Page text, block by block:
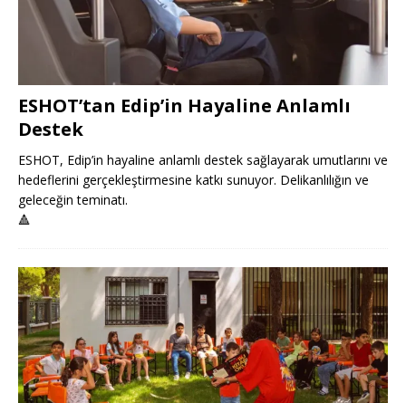
ESHOT’tan Edip’in Hayaline Anlamlı
Destek
ESHOT, Edip’in hayaline anlamlı destek sağlayarak umutlarını ve
hedeflerini gerçekleştirmesine katkı sunuyor. Delikanlılığın ve
geleceğin teminatı.
🔺